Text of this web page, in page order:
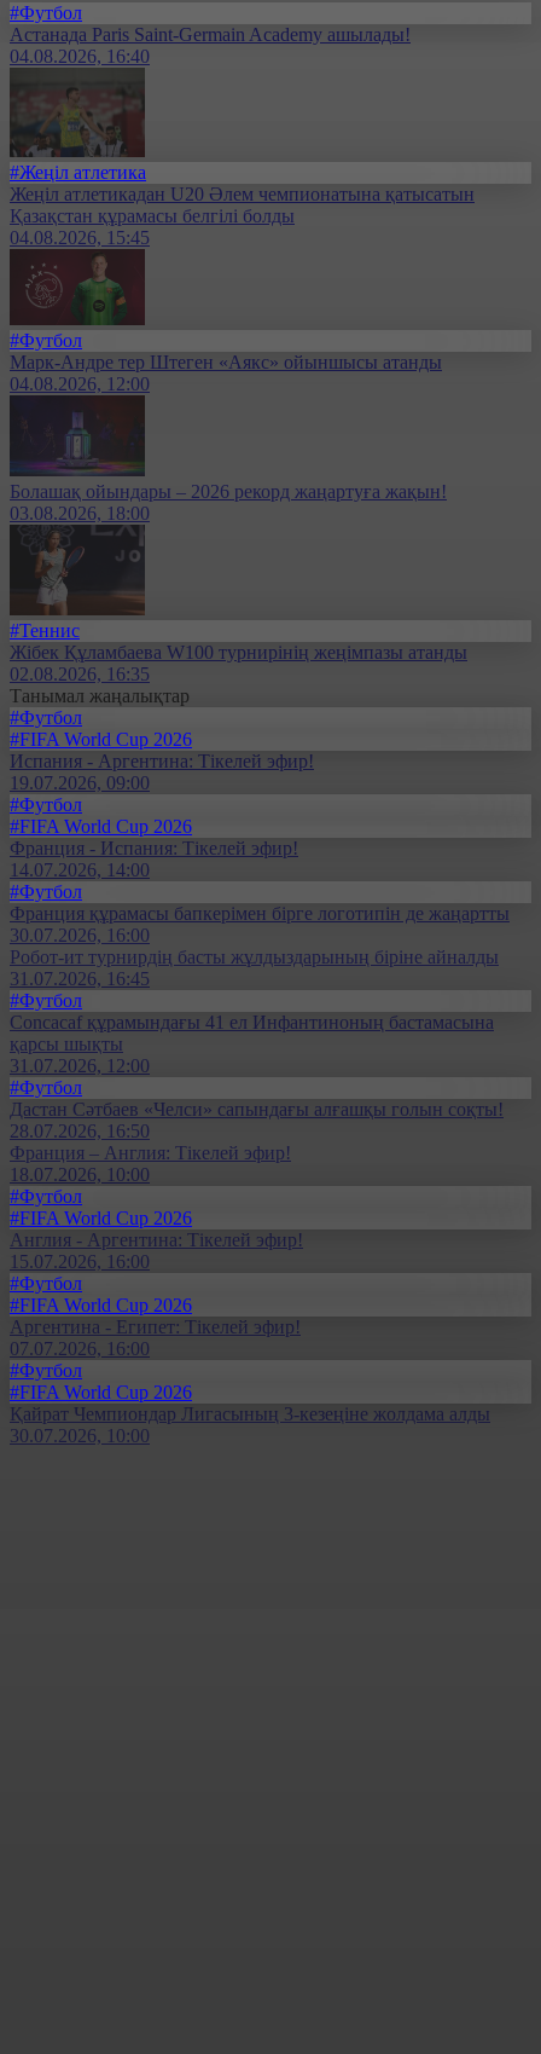
#Футбол
Астанада Paris Saint-Germain Academy ашылады!
04.08.2026, 16:40
#Жеңіл атлетика
Жеңіл атлетикадан U20 Әлем чемпионатына қатысатын
Қазақстан құрамасы белгілі болды
04.08.2026, 15:45
#Футбол
Марк-Андре тер Штеген «Аякс» ойыншысы атанды
04.08.2026, 12:00
Болашақ ойындары – 2026 рекорд жаңартуға жақын!
03.08.2026, 18:00
#Теннис
Жібек Құламбаева W100 турнирінің жеңімпазы атанды
02.08.2026, 16:35
Танымал жаңалықтар
#Футбол
#FIFA World Cup 2026
Испания - Аргентина: Тікелей эфир!
19.07.2026, 09:00
#Футбол
#FIFA World Cup 2026
Франция - Испания: Тікелей эфир!
14.07.2026, 14:00
#Футбол
Франция құрамасы бапкерімен бірге логотипін де жаңартты
30.07.2026, 16:00
Робот-ит турнирдің басты жұлдыздарының біріне айналды
31.07.2026, 16:45
#Футбол
Concacaf құрамындағы 41 ел Инфантиноның бастамасына
қарсы шықты
31.07.2026, 12:00
#Футбол
Дастан Сәтбаев «Челси» сапындағы алғашқы голын соқты!
28.07.2026, 16:50
Франция – Англия: Тікелей эфир!
18.07.2026, 10:00
#Футбол
#FIFA World Cup 2026
Англия - Аргентина: Тікелей эфир!
15.07.2026, 16:00
#Футбол
#FIFA World Cup 2026
Аргентина - Египет: Тікелей эфир!
07.07.2026, 16:00
#Футбол
#FIFA World Cup 2026
Қайрат Чемпиондар Лигасының 3-кезеңіне жолдама алды
30.07.2026, 10:00